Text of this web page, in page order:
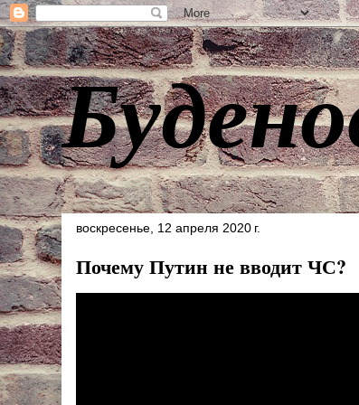
воскресенье, 12 апреля 2020 г.
Почему Путин не вводит ЧС?